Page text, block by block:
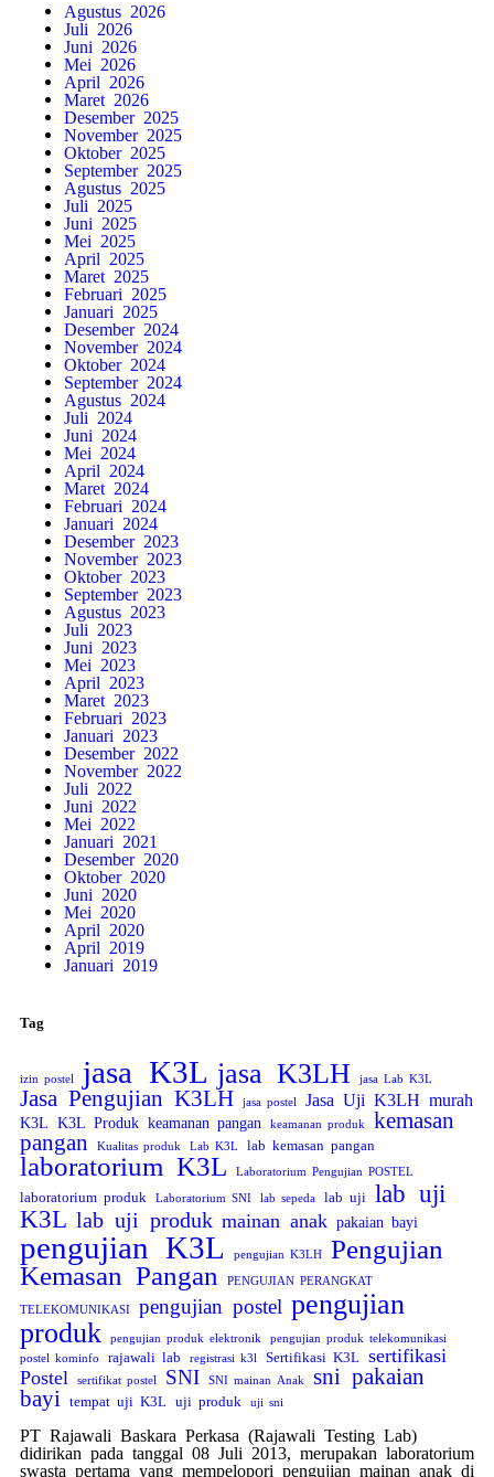
Agustus 2026
Juli 2026
Juni 2026
Mei 2026
April 2026
Maret 2026
Desember 2025
November 2025
Oktober 2025
September 2025
Agustus 2025
Juli 2025
Juni 2025
Mei 2025
April 2025
Maret 2025
Februari 2025
Januari 2025
Desember 2024
November 2024
Oktober 2024
September 2024
Agustus 2024
Juli 2024
Juni 2024
Mei 2024
April 2024
Maret 2024
Februari 2024
Januari 2024
Desember 2023
November 2023
Oktober 2023
September 2023
Agustus 2023
Juli 2023
Juni 2023
Mei 2023
April 2023
Maret 2023
Februari 2023
Januari 2023
Desember 2022
November 2022
Juli 2022
Juni 2022
Mei 2022
Januari 2021
Desember 2020
Oktober 2020
Juni 2020
Mei 2020
April 2020
April 2019
Januari 2019
Tag
izin postel jasa K3L jasa K3LH jasa Lab K3L
Jasa Pengujian K3LH jasa postel Jasa Uji K3LH murah
K3L K3L Produk keamanan pangan keamanan produk
kemasan
pangan
Kualitas produk Lab K3L lab kemasan pangan
laboratorium K3L Laboratorium Pengujian POSTEL
laboratorium produk Laboratorium SNI lab sepeda lab uji
lab uji
K3L
lab uji produk mainan anak pakaian bayi
pengujian K3L pengujian K3LH
Pengujian
Kemasan Pangan
PENGUJIAN PERANGKAT
TELEKOMUNIKASI pengujian postel pengujian
produk
pengujian produk elektronik
pengujian produk telekomunikasi
postel kominfo
rajawali lab registrasi k3l Sertifikasi K3L
sertifikasi
Postel
sertifikat postel SNI SNI mainan Anak
sni pakaian
bayi
tempat uji K3L uji produk uji sni
PT Rajawali Baskara Perkasa (Rajawali Testing Lab)
didirikan pada tanggal 08 Juli 2013, merupakan laboratorium
swasta pertama yang mempelopori pengujian mainan anak di